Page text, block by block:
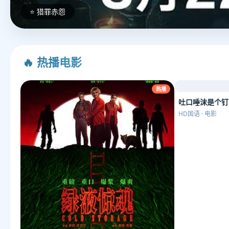
⭐ 绿液惊魂
🔥 热播电影
热播
吐口唾沫是个钉
HD国语 · 电影